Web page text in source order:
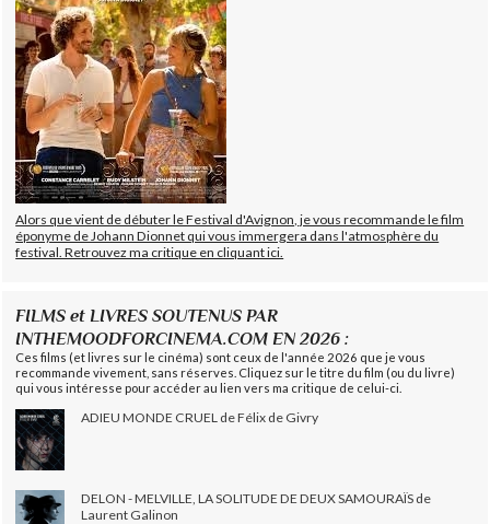
Alors que vient de débuter le Festival d'Avignon, je vous recommande le film
éponyme de Johann Dionnet qui vous immergera dans l'atmosphère du
festival. Retrouvez ma critique en cliquant ici.
FILMS et LIVRES SOUTENUS PAR
INTHEMOODFORCINEMA.COM EN 2026 :
Ces films (et livres sur le cinéma) sont ceux de l'année 2026 que je vous
recommande vivement, sans réserves. Cliquez sur le titre du film (ou du livre)
qui vous intéresse pour accéder au lien vers ma critique de celui-ci.
ADIEU MONDE CRUEL de Félix de Givry
DELON - MELVILLE, LA SOLITUDE DE DEUX SAMOURAÏS de
Laurent Galinon